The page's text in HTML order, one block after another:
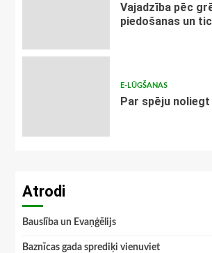
Vajadzība pēc
piedošanas un
E-LŪGŠANAS
Par spēju noliegt
Atrodi
Bauslība un Evaņģēlijs
Baznīcas gada sprediķi vienuviet